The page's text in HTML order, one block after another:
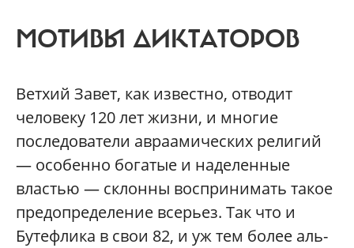
МОТИВЫ ДИКТАТОРОВ
Ветхий Завет, как известно, отводит
человеку 120 лет жизни, и многие
последователи авраамических религий
— особенно богатые и наделенные
властью — склонны воспринимать такое
предопределение всерьез. Так что и
Бутефлика в свои 82, и уж тем более аль-